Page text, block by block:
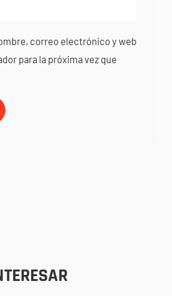
correo electrónico y web
para la próxima vez que